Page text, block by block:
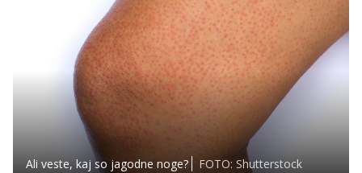
Ali veste, kaj so jagodne noge? FOTO: Shutterstock